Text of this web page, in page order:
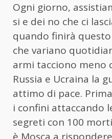
Ogni giorno,
si e dei no che ci
quando finirà
che variano
armi tacciono meno
Russia e Ucraina la
attimo di pace.
i confini attaccando
segreti con 100